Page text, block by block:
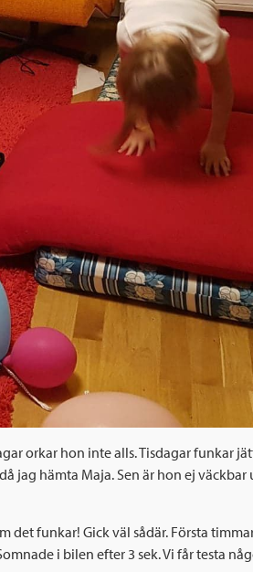
orkar hon inte alls. Tisdagar funkar
hämta Maja. Sen är hon ej
funkar! Gick väl sådär. Första
i bilen efter 3 sek. Vi får testa